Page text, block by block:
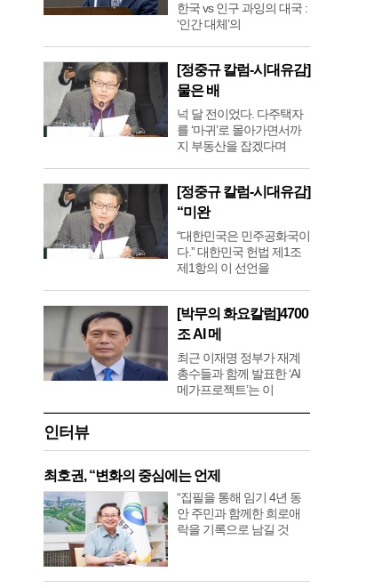
한국 vs 인구 과잉의 대국 :
‘인간 대체’의
[정중규 칼럼-시대유감]
물은 배
넉 달 전이었다. 다주택자
를 ‘마귀’로 몰아가면서까
지 부동산을 잡겠다며
[정중규 칼럼-시대유감]
“미완
“대한민국은 민주공화국이
다.” 대한민국 헌법 제1조
제1항의 이 선언을
[박무의 화요칼럼]4700
조 AI 메
최근 이재명 정부가 재계
총수들과 함께 발표한 ‘AI
메가프로젝트’는 이
인터뷰
최호권, “변화의 중심에는 언제
“집필을 통해 임기 4년 동
안 주민과 함께한 희로애
락을 기록으로 남길 것